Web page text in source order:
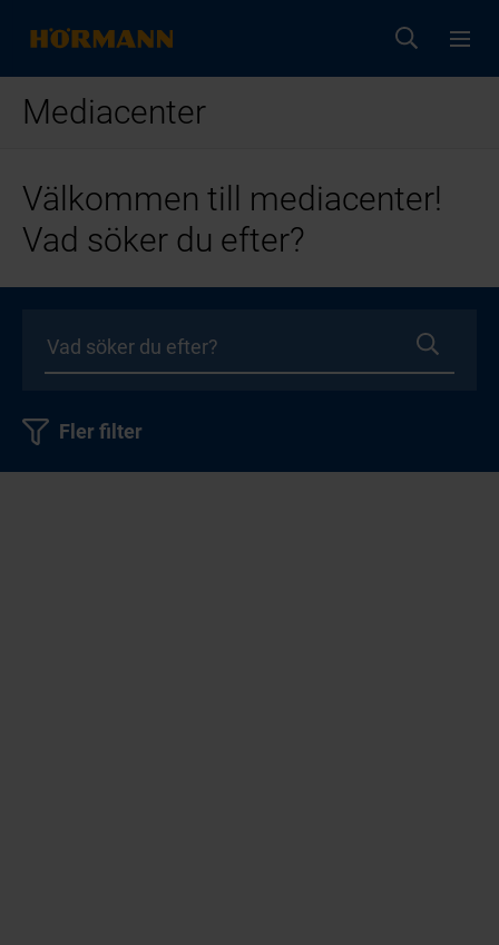
Mediacenter
Välkommen till mediacenter!
Vad söker du efter?
Fler filter